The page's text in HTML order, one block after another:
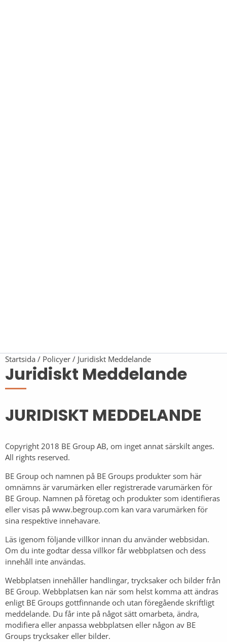
Startsida Policyer Juridiskt Meddelande
Juridiskt Meddelande
JURIDISKT MEDDELANDE
Copyright 2018 BE Group AB, om inget annat särskilt anges.
All rights reserved.
BE Group och namnen på BE Groups produkter som här
omnämns är varumärken eller registrerade varumärken för
BE Group. Namnen på företag och produkter som identifieras
eller visas på www.begroup.com kan vara varumärken för
sina respektive innehavare.
Läs igenom följande villkor innan du använder webbsidan.
Om du inte godtar dessa villkor får webbplatsen och dess
innehåll inte användas.
Webbplatsen innehåller handlingar, trycksaker och bilder från
BE Group. Webbplatsen kan när som helst komma att ändras
enligt BE Groups gottfinnande och utan föregående skriftligt
meddelande. Du får inte på något sätt omarbeta, ändra,
modifiera eller anpassa webbplatsen eller någon av BE
Groups trycksaker eller bilder.